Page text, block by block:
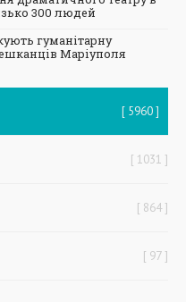
300 людей
гуманітарну
Маріуполя
5960
1031
864
97